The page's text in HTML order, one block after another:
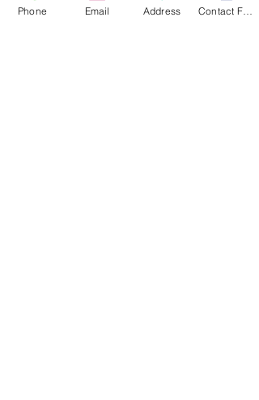
FAQ's
Phone Email Address Contact Form